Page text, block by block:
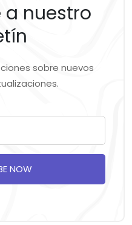
a nuestro
sobre nuevos
NOW